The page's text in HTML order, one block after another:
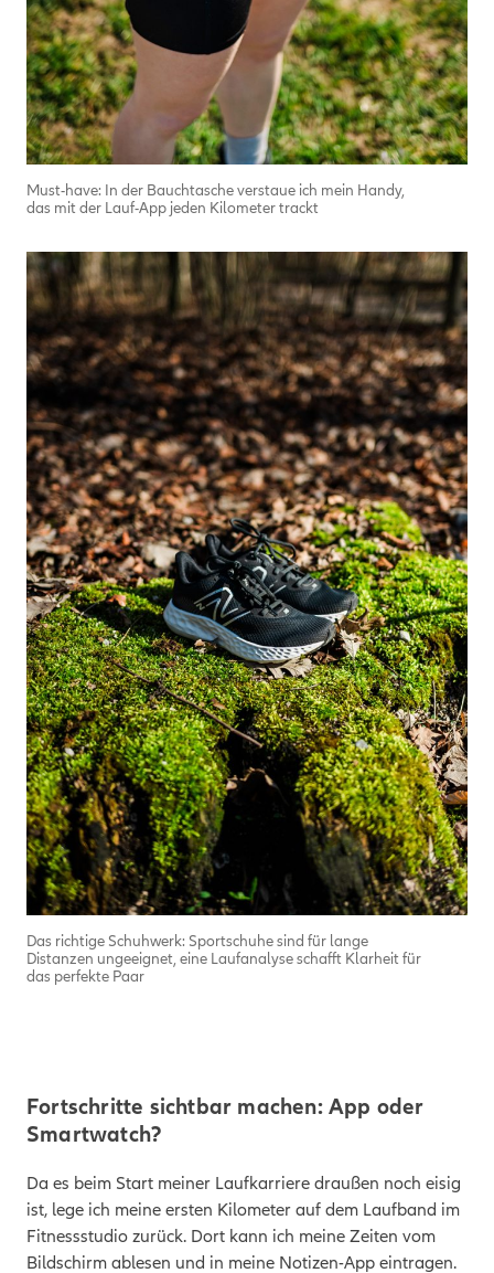
Das richtige Schuhwerk: Sportschuhe sind für lange
Distanzen ungeeignet, eine Laufanalyse schafft Klarheit für
das perfekte Paar
Must-have: In der Bauchtasche verstaue ich mein Handy,
das mit der Lauf-App jeden Kilometer trackt
Fortschritte sichtbar machen: App oder
Smartwatch?
Da es beim Start meiner Laufkarriere draußen noch eisig
ist, lege ich meine ersten Kilometer auf dem Laufband im
Fitnessstudio zurück. Dort kann ich meine Zeiten vom
Bildschirm ablesen und in meine Notizen-App eintragen.